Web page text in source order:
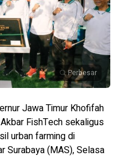
Perbesar
Jawa Timur Khofifah
FishTech sekaligus
urban farming di
Surabaya (MAS), Selasa